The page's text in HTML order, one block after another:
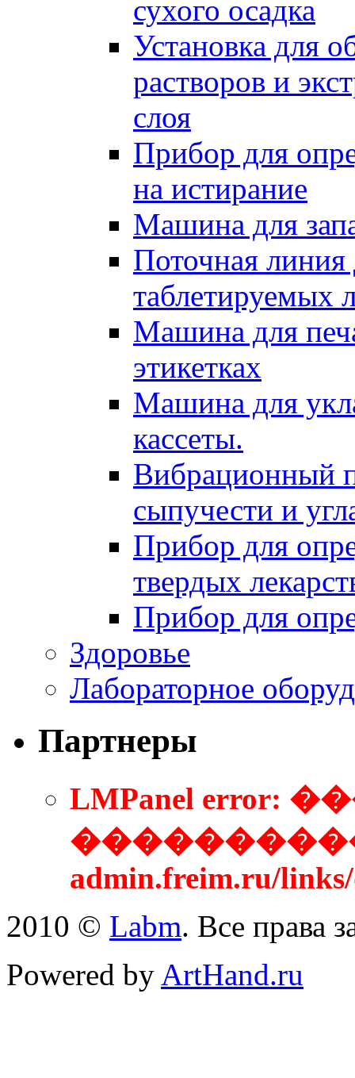
сухого осадка
Установка для
растворов и
слоя
Прибор для
на истирание
Машина для
Поточная линия
таблетируемых
Машина для
этикетках
Машина для
кассеты.
Вибрационный
сыпучести и
Прибор для
твердых
Прибор для
Здоровье
Лабораторное
Партнеры
LMPanel
admin.freim.ru/
2010 © Labm. Все права
Powered by ArtHand.ru